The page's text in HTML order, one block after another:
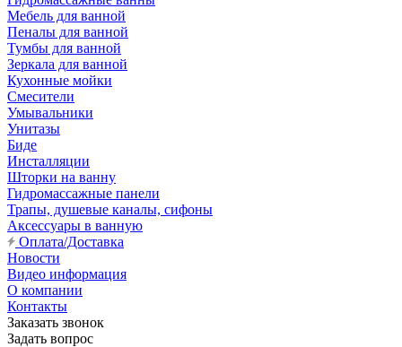
Мебель для ванной
Пеналы для ванной
Тумбы для ванной
Зеркала для ванной
Кухонные мойки
Смесители
Умывальники
Унитазы
Биде
Инсталляции
Шторки на ванну
Гидромассажные панели
Трапы, душевые каналы, сифоны
Аксессуары в ванную
Оплата/Доставка
Новости
Видео информация
О компании
Контакты
Заказать звонок
Задать вопрос